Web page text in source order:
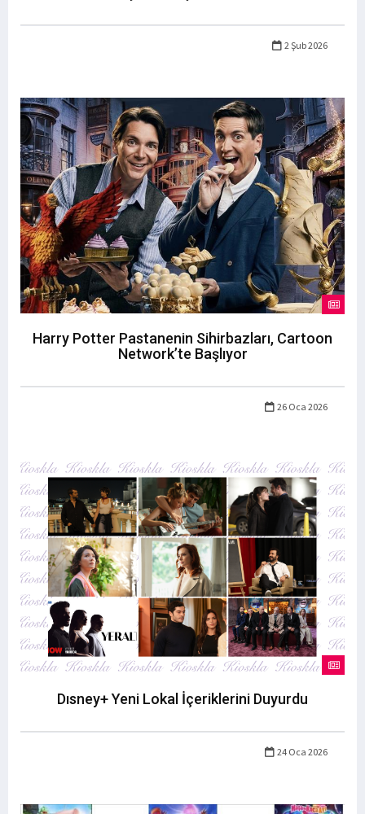
2 Şub 2026
Harry Potter Pastanenin Sihirbazları, Cartoon
Network’te Başlıyor
26 Oca 2026
Dısney+ Yeni Lokal İçeriklerini Duyurdu
24 Oca 2026